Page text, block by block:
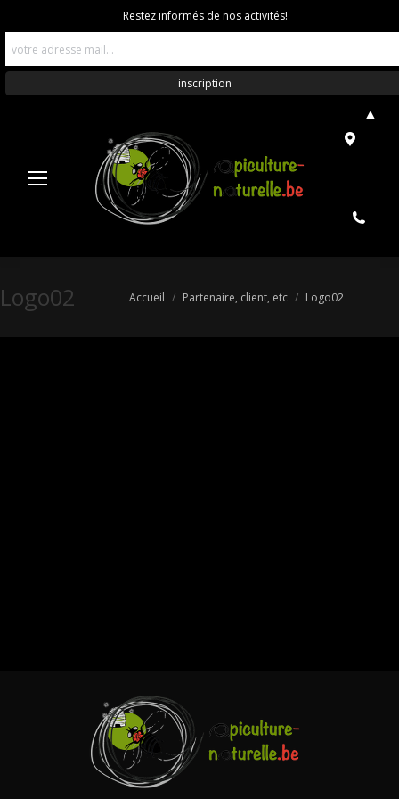
Logo02 Vous êtes ici :
Accueil Partenaire, client, etc Logo02
Restez informés de nos activités!
▲